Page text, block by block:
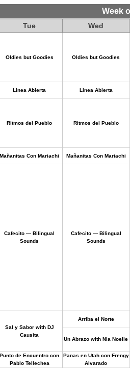
Week
Tue Wed
Oldies but Goodies Oldies but Goodies
Linea Abierta Linea Abierta
Ritmos del Pueblo Ritmos del Pueblo
Mañanitas Con Mariachi Mañanitas Con Mariachi
Cafecito — Bilingual
Sounds
Cafecito — Bilingual
Sounds
Sal y Sabor with DJ
Causita
Arriba el Norte
Un Abrazo with Nia Noelle
Punto de Encuentro con
Pablo Tellechea
Panas en Utah con Frengy
Alvarado